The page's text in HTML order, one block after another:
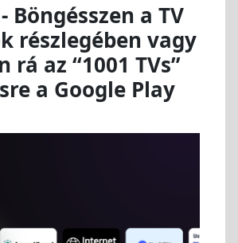
Böngésszen a TV
részlegében vagy
rá az “1001 TVs”
a Google Play